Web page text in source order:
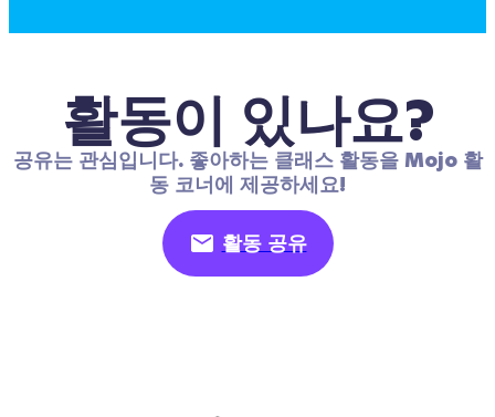
활동이 있나요?
공유는 관심입니다. 좋아하는 클래스 활동을 Mojo 활
동 코너에 제공하세요!
활동 공유